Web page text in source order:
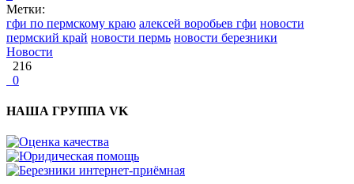
Метки:
гфи по пермскому краю алексей воробьев гфи новости
пермский край новости пермь новости березники
Новости
216
0
НАША ГРУППА VK